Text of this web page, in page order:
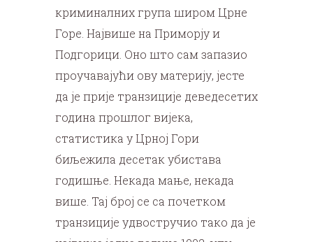
криминалних група широм Црне
Горе. Највише на Приморју и
Подгорици. Оно што сам запазио
проучавајући ову материју, јесте
да је прије транзиције деведесетих
година прошлог вијека,
статистика у Црној Гори
биљежила десетак убистава
годишње. Некада мање, некада
више. Тај број се са почетком
транзиције удвостручио тако да је